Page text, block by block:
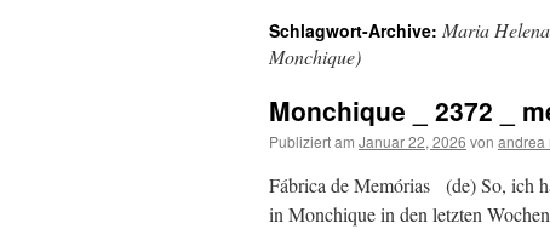
springen
Schlagwort-Archive: Maria
Monchique)
Monchique _ 2372 _
Publiziert am Januar 22, 2026 von andrea
Fábrica de Memórias (de) So, ich
in Monchique in den letzten